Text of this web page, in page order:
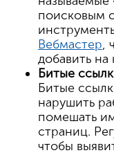
поисковым
Вебмастер,
добавить
Битые
Битые
нарушить
помешать
страниц.
чтобы